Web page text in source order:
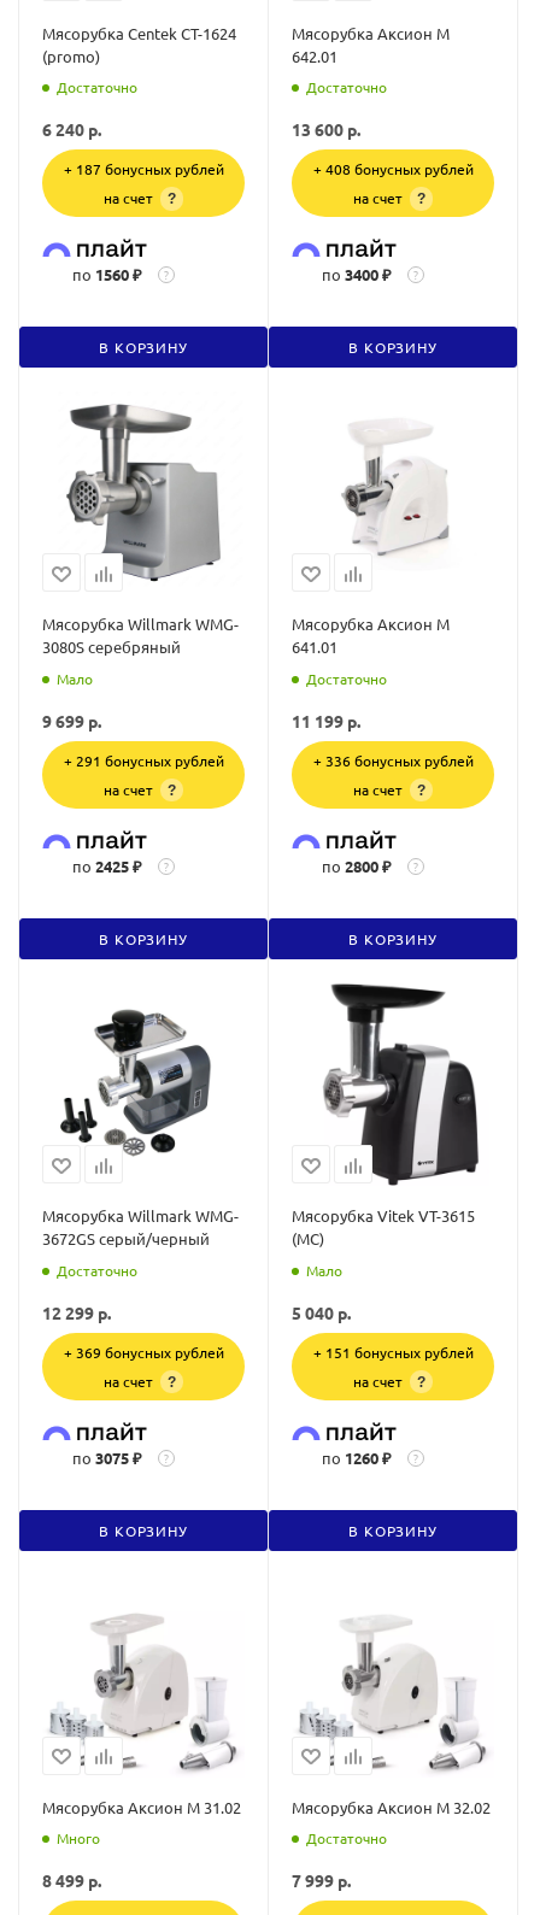
Мясорубка Centek CT-1624
(promo)
Достаточно
6 240 р.
+ 187 бонусных рублей
на счет
?
по 1560 ₽ ?
В КОРЗИНУ
Мясорубка Аксион М
642.01
Достаточно
13 600 р.
+ 408 бонусных рублей
на счет
?
по 3400 ₽ ?
В КОРЗИНУ
Мясорубка Willmark WMG-
3080S cеребряный
Мало
9 699 р.
+ 291 бонусных рублей
на счет
?
по 2425 ₽ ?
В КОРЗИНУ
Мясорубка Аксион М
641.01
Достаточно
11 199 р.
+ 336 бонусных рублей
на счет
?
по 2800 ₽ ?
В КОРЗИНУ
Мясорубка Willmark WMG-
3672GS серый/черный
Достаточно
12 299 р.
+ 369 бонусных рублей
на счет
?
по 3075 ₽ ?
В КОРЗИНУ
Мясорубка Vitek VT-3615
(MC)
Мало
5 040 р.
+ 151 бонусных рублей
на счет
?
по 1260 ₽ ?
В КОРЗИНУ
Мясорубка Аксион М 31.02
Много
8 499 р.
Мясорубка Аксион М 32.02
Достаточно
7 999 р.